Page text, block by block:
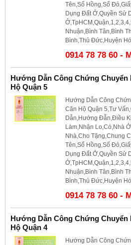
Tên,Sổ Hồng,Sổ
Dụng Đất Ở,Quyền Sử
Nhuận,Bình Tân,Bình
Bình,Thủ Đức,Huyện
0914 78 78 60 -
Hướng Dẫn Công Chứng Chuyển
Hộ Quận 5
Hướng Dẫn Công
Căn Hộ Quận 5,Tư
Dẫn,Hướng Đẫn,Điều
Làm,Nhận Lo,Có,Nhà
Nhà,Cho Tặng,Chung
Tên,Sổ Hồng,Sổ
Dụng Đất Ở,Quyền Sử
Nhuận,Bình Tân,Bình
Bình,Thủ Đức,Huyện
0914 78 78 60 -
Hướng Dẫn Công Chứng Chuyển
Hộ Quận 4
Hướng Dẫn Công